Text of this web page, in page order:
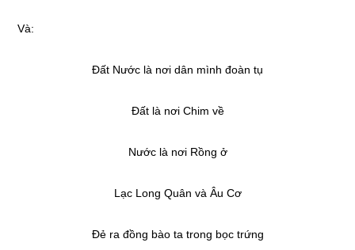
Và:
Đất Nước là nơi dân mình đoàn tụ
Đất là nơi Chim về
Nước là nơi Rồng ở
Lạc Long Quân và Âu Cơ
Đẻ ra đồng bào ta trong bọc trứng